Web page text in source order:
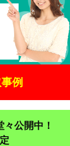
例
公開中！